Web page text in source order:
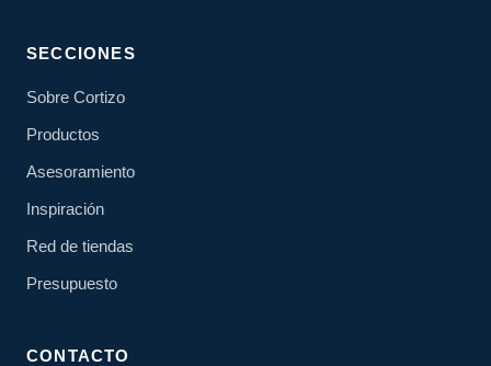
SECCIONES
Sobre Cortizo
Productos
Asesoramiento
Inspiración
Red de tiendas
Presupuesto
CONTACTO